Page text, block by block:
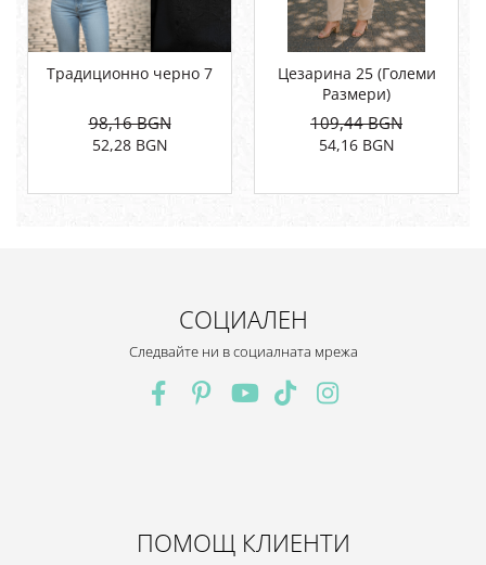
Традиционно черно 7
98,16 BGN
52,28 BGN
Цезарина 25 (Големи
Размери)
109,44 BGN
54,16 BGN
СОЦИАЛЕН
Следвайте ни в социалната мрежа
ПОМОЩ КЛИЕНТИ